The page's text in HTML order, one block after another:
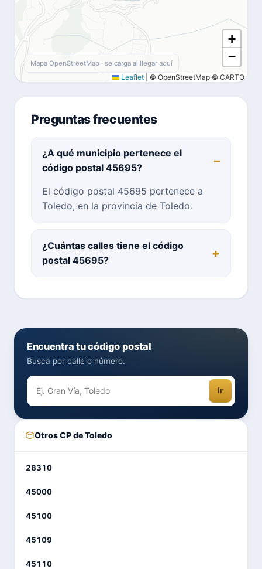
+
−
Leaflet © OpenStreetMap © CARTO
Mapa OpenStreetMap · se carga al llegar aquí
Preguntas frecuentes
¿A qué municipio pertenece el
código postal 45695?
El código postal 45695 pertenece a
Toledo, en la provincia de Toledo.
¿Cuántas calles tiene el código
postal 45695?
Encuentra tu código postal
Busca por calle o número.
Ir
Otros CP de Toledo
28310
45000
45100
45109
45110